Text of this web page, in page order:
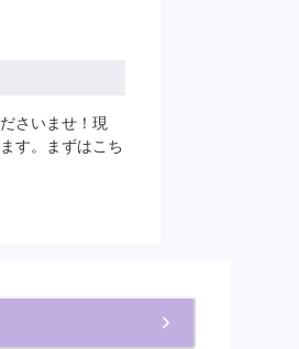
さいませ！現
す。まずはこち